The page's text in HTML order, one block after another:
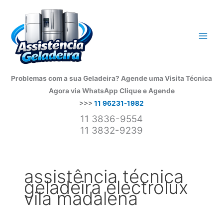
conteúdo
Problemas com a sua Geladeira? Agende uma Visita Técnica
Agora via WhatsApp Clique e Agende
>>> 11 96231-1982
11 3836-9554
11 3832-9239
assistência técnica
geladeira electrolux
vila madalena